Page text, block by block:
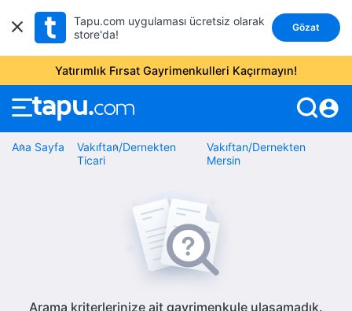
Tapu.com uygulaması ücretsiz olarak
store'da!
Gözat
Yatırımlık Fırsat Gayrimenkulleri Kaçırmayın!
account_circle
Ana Sayfa
Vakıftan/Dernekten
Ticari
Vakıftan/Dernekten
Mersin
Arama kriterlerinize ait gayrimenkule ulaşamadık.